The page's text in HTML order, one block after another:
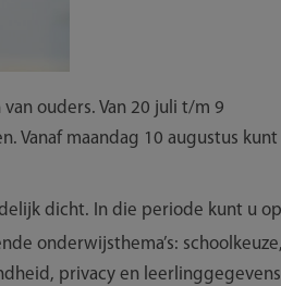
ouders. Van 20 juli t/m 9
Vanaf maandag 10 augustus kunt
dicht. In die periode kunt u op
onderwijsthema’s:
privacy en